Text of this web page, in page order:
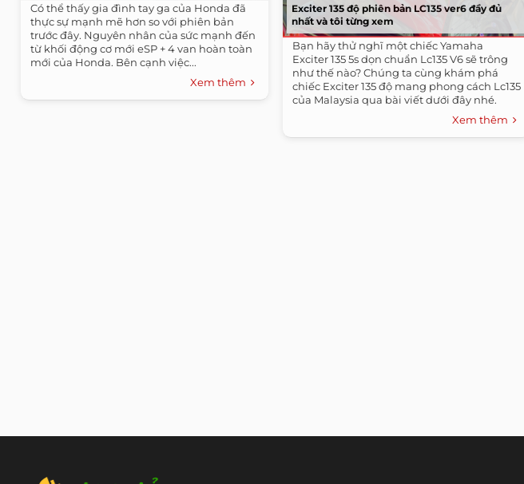
Có thể thấy gia đình tay ga của Honda đã
thực sự mạnh mẽ hơn so với phiên bản
trước đây. Nguyên nhân của sức mạnh đến
từ khối động cơ mới eSP + 4 van hoàn toàn
mới của Honda. Bên cạnh việc...
Xem thêm
Exciter 135 độ phiên bản LC135 ver6 đầy đủ
nhất và tôi từng xem
Bạn hãy thử nghĩ một chiếc Yamaha
Exciter 135 5s dọn chuẩn Lc135 V6 sẽ trông
như thế nào? Chúng ta cùng khám phá
chiếc Exciter 135 độ mang phong cách Lc135
của Malaysia qua bài viết dưới đây nhé.
Xem thêm